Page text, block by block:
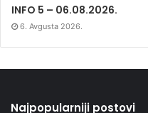
INFO 5 – 06.08.2026.
6. Avgusta 2026.
Najpopularniji postovi